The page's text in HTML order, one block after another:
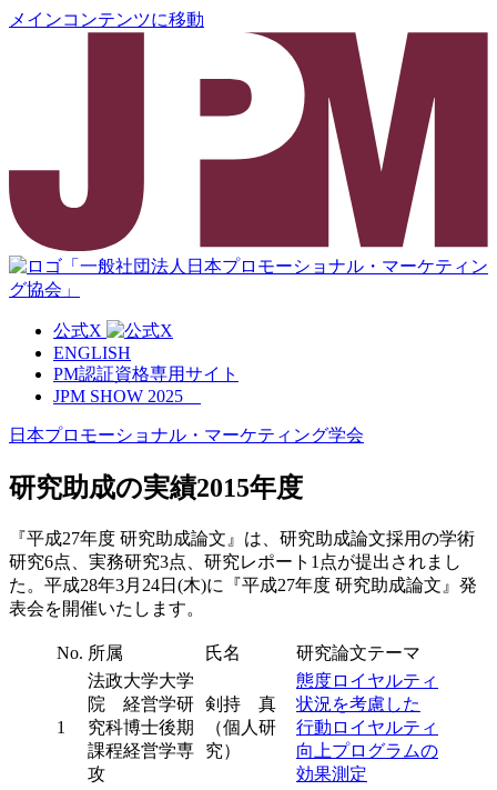
メインコンテンツに移動
公式X
ENGLISH
PM認証資格専用サイト
JPM SHOW 2025
日本プロモーショナル・マーケティング学会
研究助成の実績2015年度
『平成27年度 研究助成論文』は、研究助成論文採用の学術
研究6点、実務研究3点、研究レポート1点が提出されまし
た。平成28年3月24日(木)に『平成27年度 研究助成論文』発
表会を開催いたします。
No. 所属 氏名 研究論文テーマ
1
法政大学大学
院 経営学研
究科博士後期
課程経営学専
攻
剣持 真
（個人研
究）
態度ロイヤルティ
状況を考慮した
行動ロイヤルティ
向上プログラムの
効果測定